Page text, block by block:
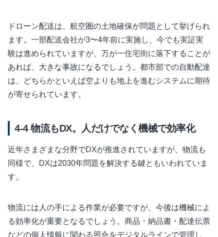
ドローン配送は、航空圏の土地確保が問題として挙げられ
ます。一部配送会社が3〜4年前に実施し、今でも実証実
験は進められていますが、万が一住宅街に落下することが
あれば、大きな事故になるでしょう。都市部での自動配達
は、どちらかといえば空よりも地上を進むシステムに期待
が寄せられています。
物流もDX。人だけでなく機械で効率化
近年さまざまな分野でDXが推進されていますが、物流も
同様で、DXは2030年問題を解決する鍵ともいわれていま
す。
物流には人の手による作業が必要ですが、今後は機械によ
る効率化が重要となるでしょう。商品・納品書・配達伝票
などの個人情報に関わる照合をデジタルラインで管理し